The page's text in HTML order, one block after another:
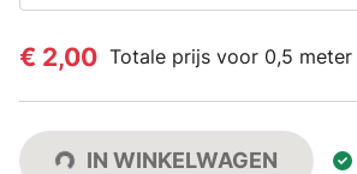
€ 2,00 Totale prijs voor 0,5 meter
IN WINKELWAGEN